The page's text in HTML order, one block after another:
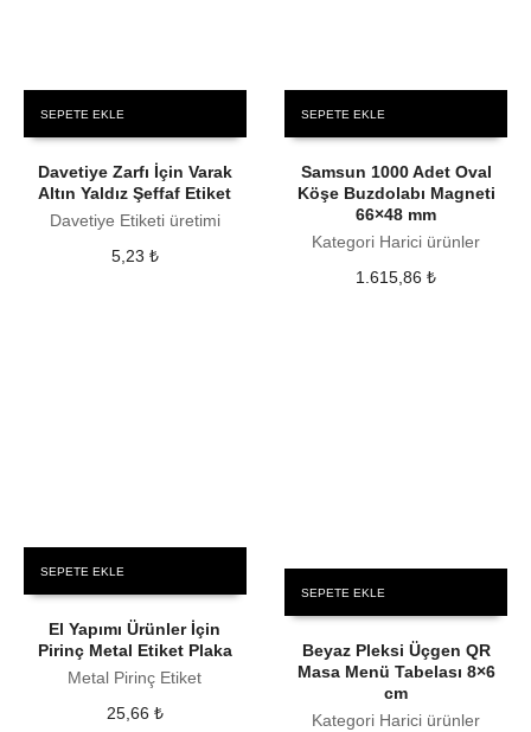
SEPETE EKLE
Davetiye Zarfı İçin Varak
Altın Yaldız Şeffaf Etiket
Davetiye Etiketi üretimi
5,23 ₺
SEPETE EKLE
Samsun 1000 Adet Oval
Köşe Buzdolabı Magneti
66×48 mm
Kategori Harici ürünler
1.615,86₺
SEPETE EKLE
El Yapımı Ürünler İçin
Pirinç Metal Etiket Plaka
Metal Pirinç Etiket
25,66 ₺
SEPETE EKLE
Beyaz Pleksi Üçgen QR
Masa Menü Tabelası 8×6
cm
Kategori Harici ürünler